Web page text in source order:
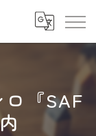
『SAF